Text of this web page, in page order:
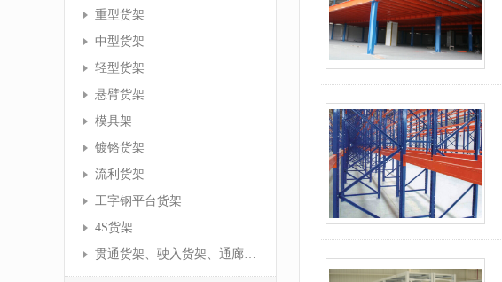
重型货架
中型货架
轻型货架
悬臂货架
模具架
镀铬货架
流利货架
工字钢平台货架
4S货架
贯通货架、驶入货架、通廊货架